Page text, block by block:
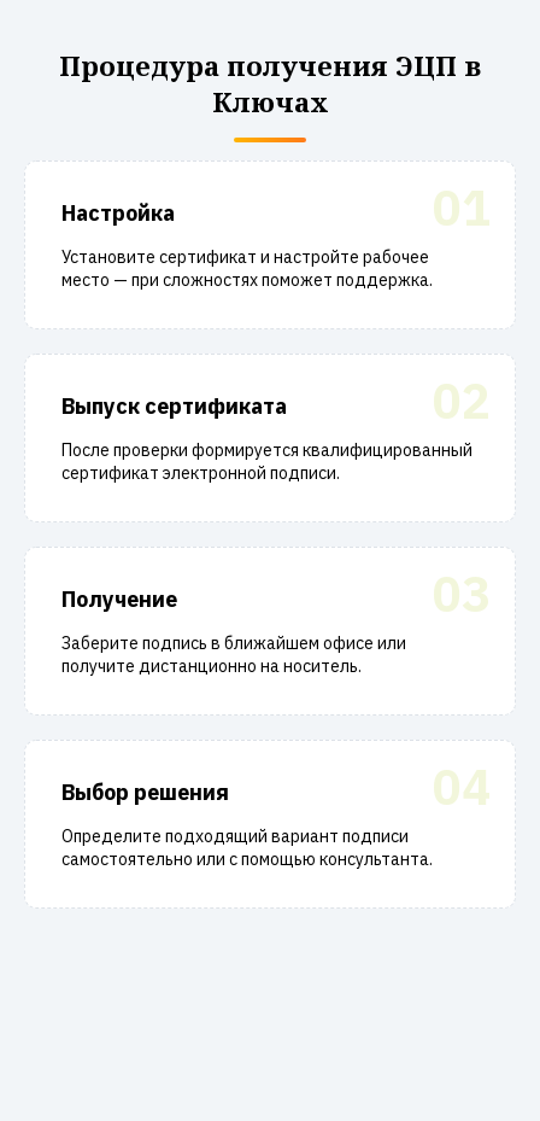
Процедура получения ЭЦП в
Ключах
01
Настройка
Установите сертификат и настройте рабочее
место — при сложностях поможет поддержка.
02
Выпуск сертификата
После проверки формируется квалифицированный
сертификат электронной подписи.
03
Получение
Заберите подпись в ближайшем офисе или
получите дистанционно на носитель.
04
Выбор решения
Определите подходящий вариант подписи
самостоятельно или с помощью консультанта.